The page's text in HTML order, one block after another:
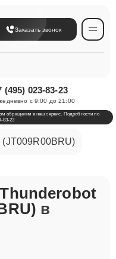
Заказать звонок
(495) 023-83-23
с 9:00 до 21:00
обращении в наш сервис. Подробности по
83-23
(JT009R00BRU)
Thunderobot
в